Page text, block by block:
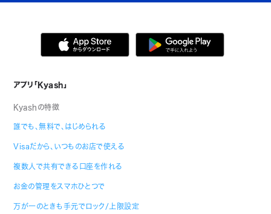
アプリ「Kyash」
Kyashの特徴
誰でも、無料で、はじめられる
Visaだから、いつものお店で使える
複数人で共有できる口座を作れる
お金の管理をスマホひとつで
万が一のときも手元でロック/上限設定